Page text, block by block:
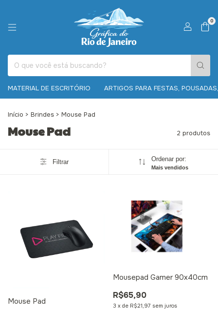
0
MATERIAL DE ESCRITÓRIO ARTIGOS PARA FESTAS,
Início > Brindes > Mouse Pad
Mouse Pad 2 produtos
Filtrar Ordenar por:
Mais vendidos
Mouse Pad
Mousepad Gamer 90x40cm
R$65,90
3 x de R$21,97 sem juros